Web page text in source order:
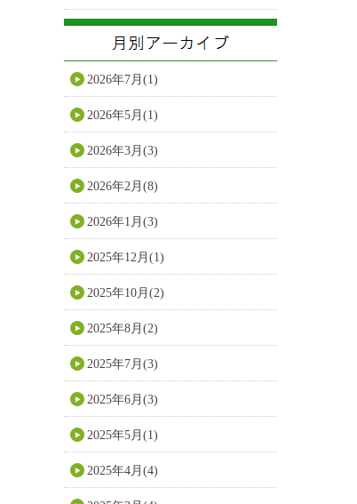
2026年7月(1)
2026年5月(1)
2026年3月(3)
2026年2月(8)
2026年1月(3)
2025年12月(1)
2025年10月(2)
2025年8月(2)
2025年7月(3)
2025年6月(3)
2025年5月(1)
2025年4月(4)